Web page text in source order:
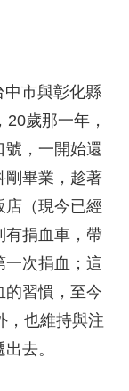
市與彰化縣
歲那一年，
，一開始還
剛畢業，趁著
店（現今已經
有捐血車，帶
一次捐血；這
的習慣，至今
，也維持與注
去。